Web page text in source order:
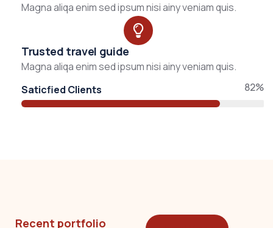
Magna aliqa enim sed ipsum nisi ainy veniam quis.
Trusted travel guide
Magna aliqa enim sed ipsum nisi ainy veniam quis.
Saticfied Clients
82%
Recent portfolio